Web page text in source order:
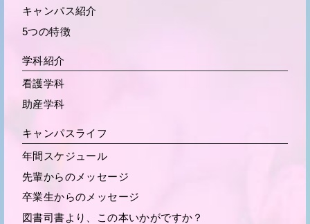
キャンパス紹介
5つの特徴
学科紹介
看護学科
助産学科
キャンパスライフ
年間スケジュール
先輩からのメッセージ
卒業生からの メッセージ
図書司書より、この本いかがですか？